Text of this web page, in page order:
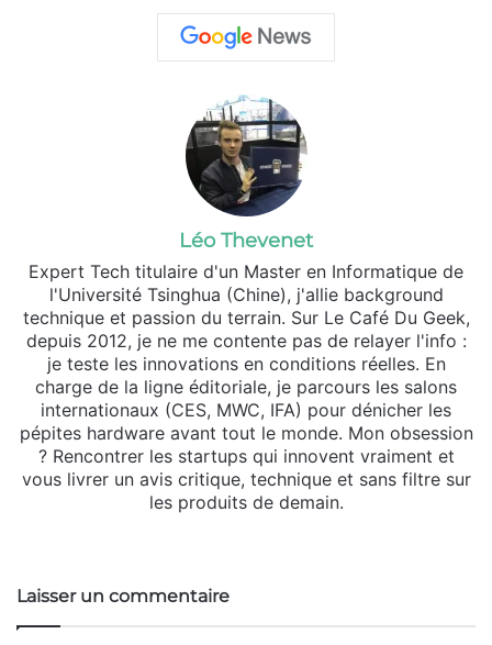
Léo Thevenet
Expert Tech titulaire d'un Master en Informatique de
l'Université Tsinghua (Chine), j'allie background
technique et passion du terrain. Sur Le Café Du Geek,
depuis 2012, je ne me contente pas de relayer l'info :
je teste les innovations en conditions réelles. En
charge de la ligne éditoriale, je parcours les salons
internationaux (CES, MWC, IFA) pour dénicher les
pépites hardware avant tout le monde. Mon obsession
? Rencontrer les startups qui innovent vraiment et
vous livrer un avis critique, technique et sans filtre sur
les produits de demain.
Laisser un commentaire